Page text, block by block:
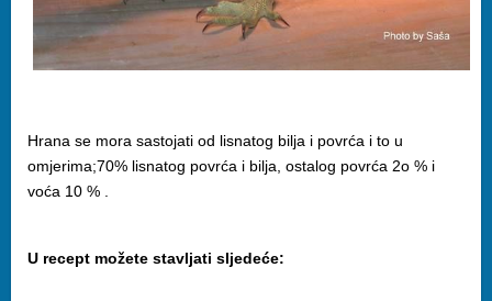
Hrana se mora sastojati od lisnatog bilja i povrća i to u
omjerima;70% lisnatog povrća i bilja, ostalog povrća 2o % i
voća 10 % .
U recept možete stavljati sljedeće: